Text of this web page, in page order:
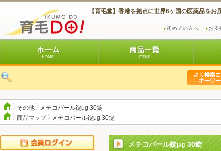
【育毛堂】香港を拠点に世界6ヶ国の医薬品をお
初めての方へ お支
その他 メチコバール錠μg 30錠
商品マップ メチコバール錠μg 30錠
メチコバール錠μg 30錠